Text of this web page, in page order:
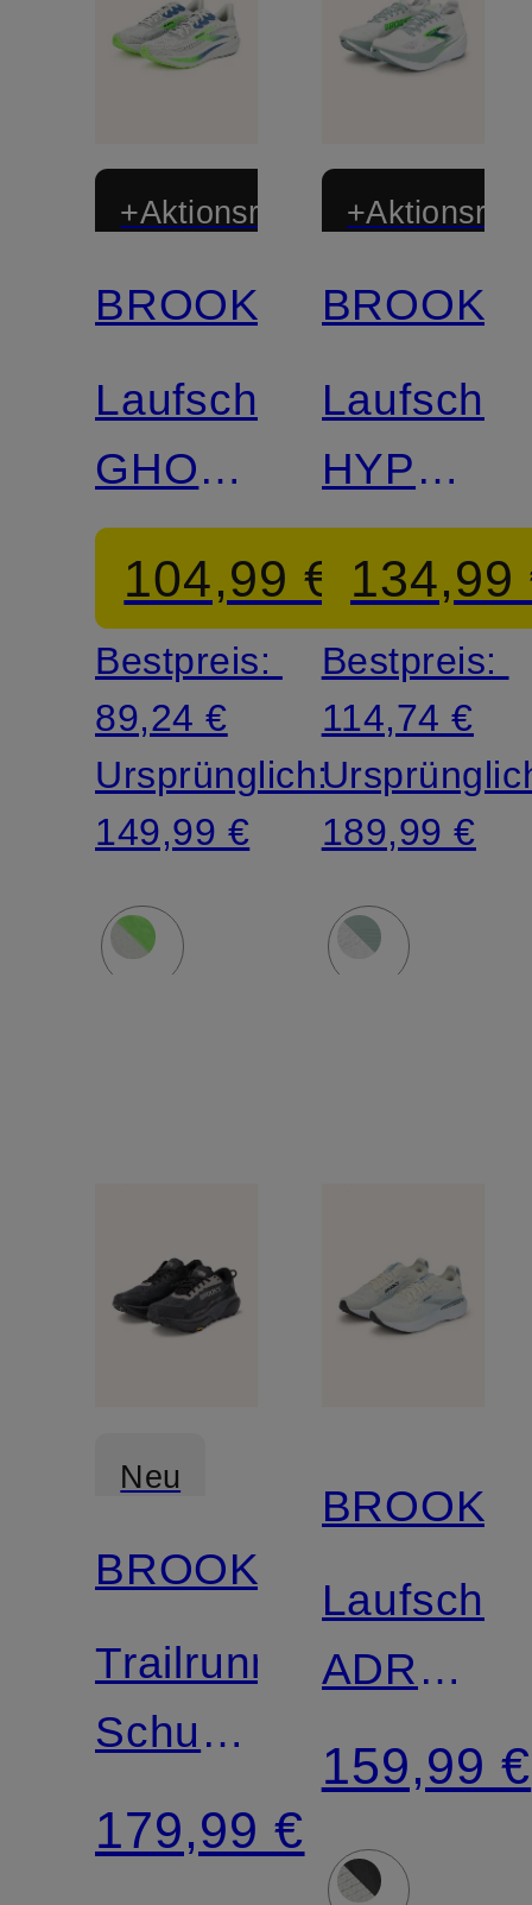
+Aktionsrabatt
BROOKS
Laufschuhe
GHOST
17
104,99 €
Bestpreis:
89,24 €
Ursprünglich:
149,99 €
BROOKS
MAX 3
134,99
Bestpreis:
114,74 €
189,99 €
Neu
BROOKS
Trailrunning-
Schuhe
CASCADIA
20 GTX
179,99 €
BROOKS
GTS 25
159,99 €